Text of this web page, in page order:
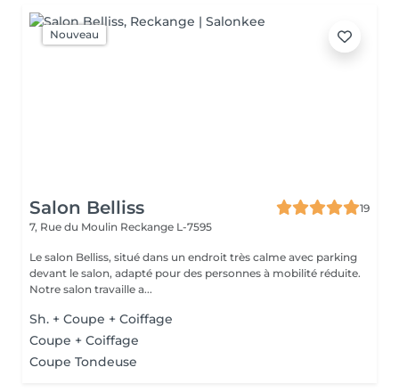
Nouveau
Salon Belliss
19
7, Rue du Moulin Reckange L-7595
Le salon Belliss, situé dans un endroit très calme avec parking
devant le salon, adapté pour des personnes à mobilité réduite.
Notre salon travaille a...
Sh. + Coupe + Coiffage
Coupe + Coiffage
Coupe Tondeuse